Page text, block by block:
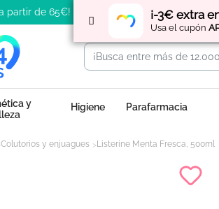
¡-3€ extra
Usa el cupón
partir de 65€!
y
Higiene Parafarmacia
Colutorios y enjuagues Listerine Menta Fresca, 500ml